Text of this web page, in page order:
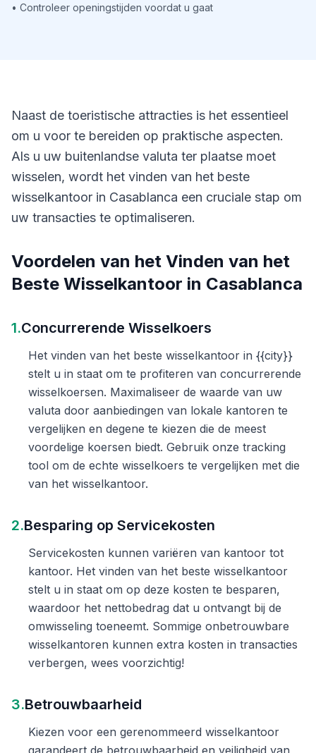
• Controleer openingstijden voordat u gaat
Naast de toeristische attracties is het essentieel
om u voor te bereiden op praktische aspecten.
Als u uw buitenlandse valuta ter plaatse moet
wisselen, wordt het vinden van het beste
wisselkantoor in Casablanca een cruciale stap om
uw transacties te optimaliseren.
Voordelen van het Vinden van het
Beste Wisselkantoor in Casablanca
1.Concurrerende Wisselkoers
Het vinden van het beste wisselkantoor in {{city}}
stelt u in staat om te profiteren van concurrerende
wisselkoersen. Maximaliseer de waarde van uw
valuta door aanbiedingen van lokale kantoren te
vergelijken en degene te kiezen die de meest
voordelige koersen biedt. Gebruik onze tracking
tool om de echte wisselkoers te vergelijken met die
van het wisselkantoor.
2.Besparing op Servicekosten
Servicekosten kunnen variëren van kantoor tot
kantoor. Het vinden van het beste wisselkantoor
stelt u in staat om op deze kosten te besparen,
waardoor het nettobedrag dat u ontvangt bij de
omwisseling toeneemt. Sommige onbetrouwbare
wisselkantoren kunnen extra kosten in transacties
verbergen, wees voorzichtig!
3.Betrouwbaarheid
Kiezen voor een gerenommeerd wisselkantoor
garandeert de betrouwbaarheid en veiligheid van